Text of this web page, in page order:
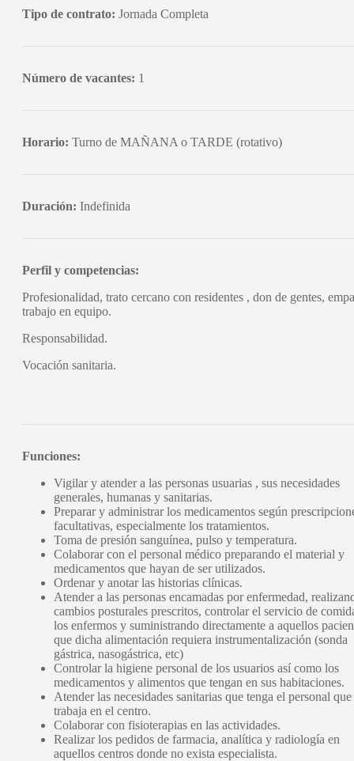
Tipo de contrato: Jornada Completa
Número de vacantes: 1
Horario: Turno de MAÑANA o TARDE (rotativo)
Duración: Indefinida
Perfil y competencias:
Profesionalidad, trato cercano con residentes , don de gentes,
trabajo en equipo.
Responsabilidad.
Vocación sanitaria.
Funciones:
Vigilar y atender a las personas usuarias , sus necesidades
generales, humanas y sanitarias.
Preparar y administrar los medicamentos según
facultativas, especialmente los tratamientos.
Toma de presión sanguínea, pulso y temperatura.
Colaborar con el personal médico preparando el material y
medicamentos que hayan de ser utilizados.
Ordenar y anotar las historias clínicas.
Atender a las personas encamadas por enfermedad,
cambios posturales prescritos, controlar el servicio de
los enfermos y suministrando directamente a aquellos
que dicha alimentación requiera instrumentalización (sonda
gástrica, nasogástrica, etc)
Controlar la higiene personal de los usuarios así como los
medicamentos y alimentos que tengan en sus habitaciones.
Atender las necesidades sanitarias que tenga el personal que
trabaja en el centro.
Colaborar con fisioterapias en las actividades.
Realizar los pedidos de farmacia, analítica y radiología en
aquellos centros donde no exista especialista.